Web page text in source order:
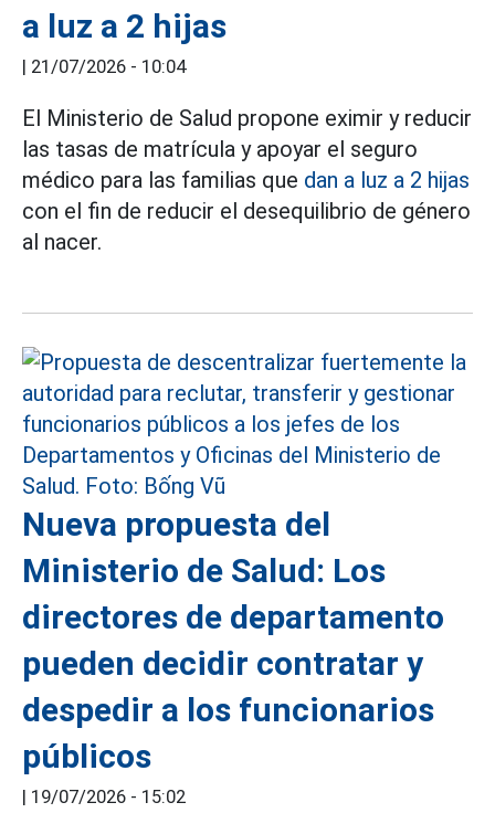
a luz a 2 hijas
| 21/07/2026 - 10:04
El Ministerio de Salud propone eximir y reducir
las tasas de matrícula y apoyar el seguro
médico para las familias que dan a luz a 2 hijas
con el fin de reducir el desequilibrio de género
al nacer.
Nueva propuesta del
Ministerio de Salud: Los
directores de departamento
pueden decidir contratar y
despedir a los funcionarios
públicos
| 19/07/2026 - 15:02